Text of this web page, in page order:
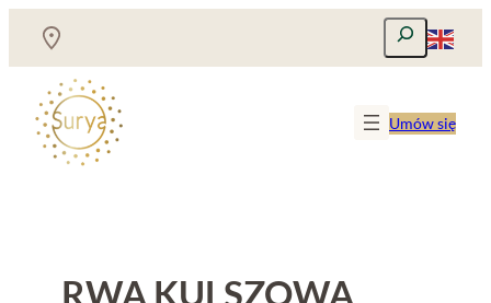
treści
Szukaj
Umów się
RWA KULSZOWA